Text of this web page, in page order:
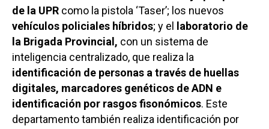
de la UPR como la pistola ‘Taser’; los nuevos
vehículos policiales híbridos; y el laboratorio de
la Brigada Provincial, con un sistema de
inteligencia centralizado, que realiza la
identificación de personas a través de huellas
digitales, marcadores genéticos de ADN e
identificación por rasgos fisonómicos. Este
departamento también realiza identificación por